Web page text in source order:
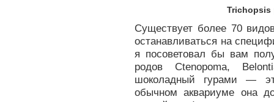
Trichopsis
Существует более 70
останавливаться на
я посоветовал бы вам
родов Ctenopoma,
шоколадный гурами —
обычном аквариуме она